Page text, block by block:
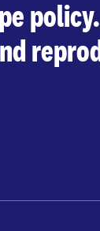
policy.